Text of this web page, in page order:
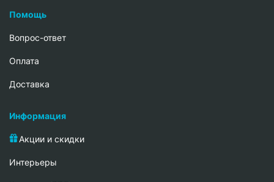
Помощь
Вопрос-ответ
Oплата
Доставка
Информация
Акции и скидки
Интерьеры